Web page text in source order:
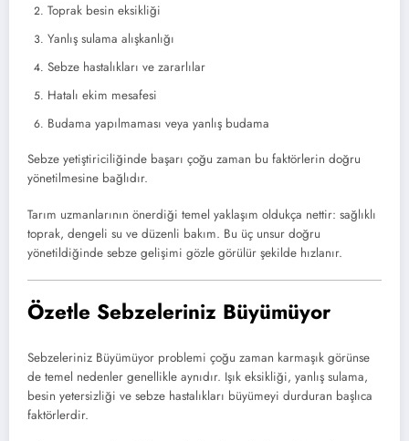
Toprak besin eksikliği
Yanlış sulama alışkanlığı
Sebze hastalıkları ve zararlılar
Hatalı ekim mesafesi
Budama yapılmaması veya yanlış budama
Sebze yetiştiriciliğinde başarı çoğu zaman bu faktörlerin doğru
yönetilmesine bağlıdır.
Tarım uzmanlarının önerdiği temel yaklaşım oldukça nettir: sağlıklı
toprak, dengeli su ve düzenli bakım. Bu üç unsur doğru
yönetildiğinde sebze gelişimi gözle görülür şekilde hızlanır.
Özetle Sebzeleriniz Büyümüyor
Sebzeleriniz Büyümüyor problemi çoğu zaman karmaşık görünse
de temel nedenler genellikle aynıdır. Işık eksikliği, yanlış sulama,
besin yetersizliği ve sebze hastalıkları büyümeyi durduran başlıca
faktörlerdir.